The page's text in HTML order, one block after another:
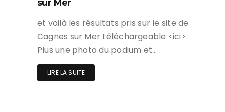
sur Mer
et voilà les résultats pris sur le site de
Cagnes sur Mer téléchargeable <ici>
Plus une photo du podium et…
LIRE LA SUITE